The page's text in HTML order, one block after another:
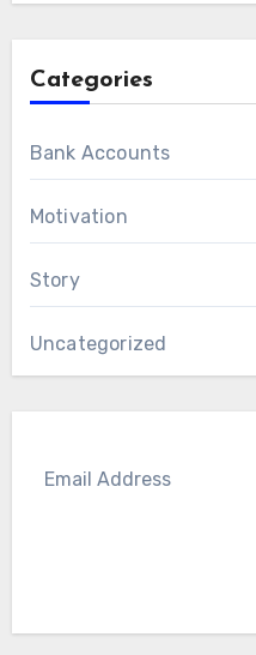
Categories
Bank Accounts
Motivation
Story
Uncategorized